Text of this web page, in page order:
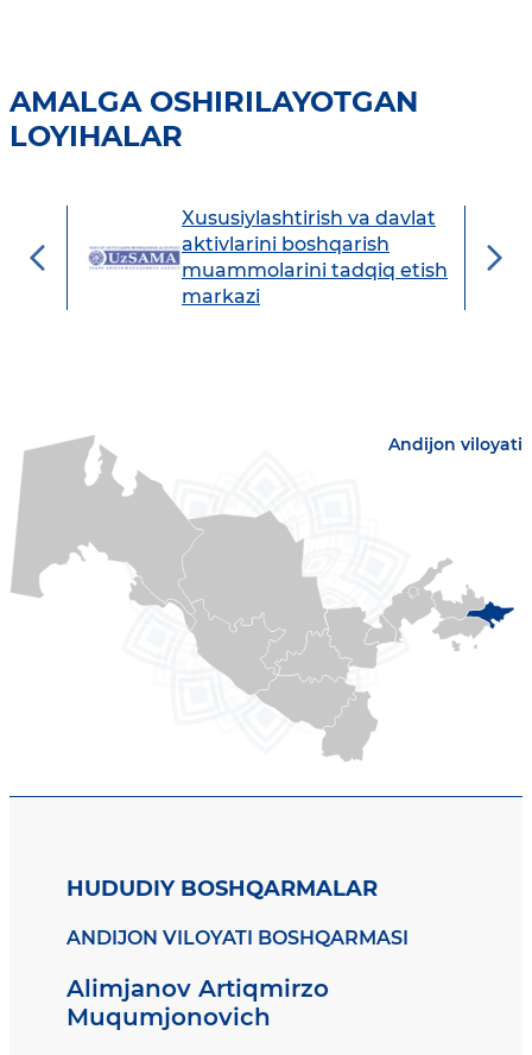
AMALGA OSHIRILAYOTGAN
LOYIHALAR
Xususiylashtirish va davlat
aktivlarini boshqarish
muammolarini tadqiq etish
markazi
Andijon viloyati
HUDUDIY BOSHQARMALAR
ANDIJON VILOYATI BOSHQARMASI
Alimjanov Artiqmirzo
Muqumjonovich